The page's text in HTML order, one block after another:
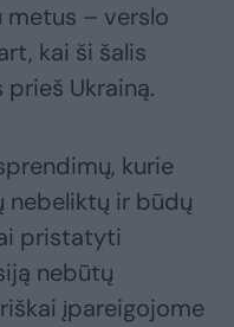
– verslo
kai ši šalis
Ukrainą.
kurie
nebeliktų ir būdų
pristatyti
nebūtų
įpareigojome